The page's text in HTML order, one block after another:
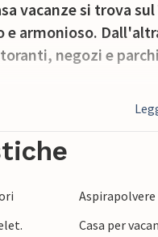
vacanze si trova
armonioso.
negozi e
sviluppa su due piani.
e soggiorno
da 3 camere da
Aspirapolvere
Casa per